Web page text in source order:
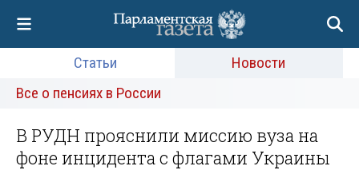
Статьи
Новости
Все о пенсиях в России
В РУДН прояснили миссию вуза на
фоне инцидента с флагами Украины